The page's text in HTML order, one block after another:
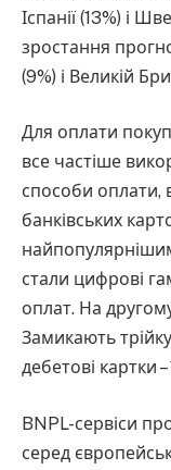
Іспанії (13%) і
зростання
(9%) і Великій
Для оплати
все частіше
способи оплати,
банківських
стали цифрові
оплат. На
Замикають
дебетові картки
BNPL-сервіси
серед